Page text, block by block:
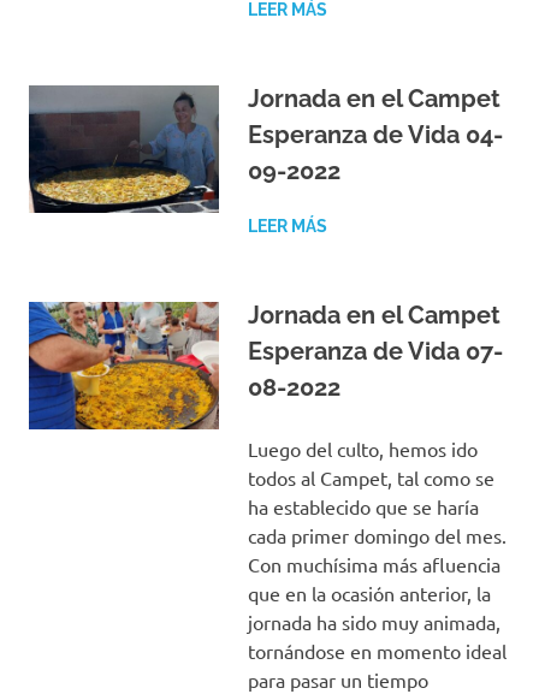
LEER MÁS
Jornada en el Campet
Esperanza de Vida 04-
09-2022
LEER MÁS
Jornada en el Campet
Esperanza de Vida 07-
08-2022
Luego del culto, hemos ido
todos al Campet, tal como se
ha establecido que se haría
cada primer domingo del mes.
Con muchísima más afluencia
que en la ocasión anterior, la
jornada ha sido muy animada,
tornándose en momento ideal
para pasar un tiempo